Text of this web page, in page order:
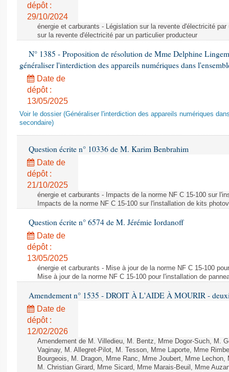
dépôt :
29/10/2024
énergie et carburants - Législation sur la revente d'électricité
sur la revente d'électricité par un particulier producteur
N° 1385 - Proposition de résolution de Mme Delphine
généraliser l'interdiction des appareils numériques dans
Date de
dépôt :
13/05/2025
Voir le dossier (Généraliser l'interdiction des appareils numériques
secondaire)
Question écrite n° 10336 de M. Karim Benbrahim
Date de
dépôt :
21/10/2025
énergie et carburants - Impacts de la norme NF C 15-100 sur
Impacts de la norme NF C 15-100 sur l'installation de kits
Question écrite n° 6574 de M. Jérémie Iordanoff
Date de
dépôt :
13/05/2025
énergie et carburants - Mise à jour de la norme NF C 15-100
Mise à jour de la norme NF C 15-100 pour l'installation de
Amendement n° 1535 - DROIT À L'AIDE À MOURIR -
Date de
dépôt :
12/02/2026
Amendement de M. Villedieu, M. Bentz, Mme Dogor-Such, M.
Vaginay, M. Allegret-Pilot, M. Tesson, Mme Laporte, Mme
Bourgeois, M. Dragon, Mme Ranc, Mme Joubert, Mme
M. Christian Girard, Mme Sicard, Mme Marais-Beuil, Mme